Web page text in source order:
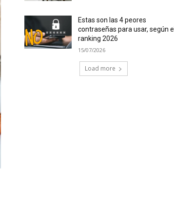
Estas son las 4 peores
contraseñas para usar, según el
ranking 2026
15/07/2026
Load more